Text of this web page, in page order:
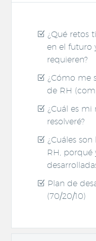
¿Qué retos
en el futuro
requieren?
¿Cómo me
de RH
¿Cuál es
resolveré?
¿Cuáles
RH, porqué
Plan de
(70/20/10)